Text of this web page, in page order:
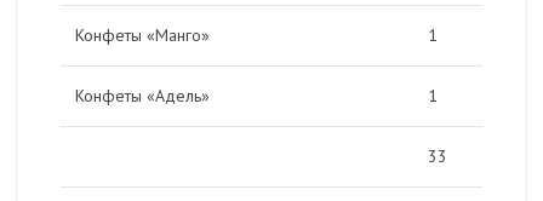
Конфеты «Манго» 1
Конфеты «Адель» 1
33